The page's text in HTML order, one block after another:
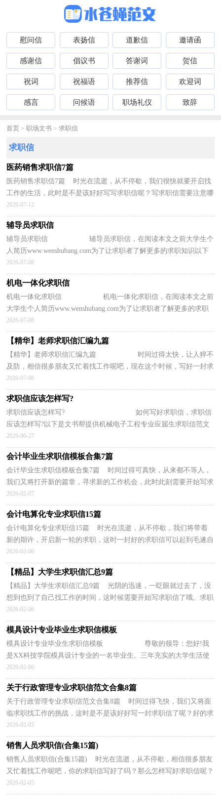
慰问信 表扬信 道歉信 邀请函
感谢信 倡议书 答谢词 贺信
祝词 祝福语 推荐信 欢迎词
感言 问候语 职场礼仪 致辞
首页 > 职场文书 > 求职信
求职信
医药销售求职信7篇
医药销售求职信7篇 时光在流逝，从不停歇，我们很快就要开启找
工作的生活，此时是不是该好好写写求职信呢？写求职信需要注意哪
些问题呢？以下是小编整理的医药销售求职信，仅供参考，...
2026-07-12
辅导员求职信
辅导员求职信 辅导员求职信，在阅读本文之前大学生个
人简历www.wenshubang.com为了让求职者了解更多的求职知识以下
推荐一篇应聘辅导员职位的英文求职信...
2026-07-08
机电一体化求职信
机电一体化求职信 机电一体化求职信，在阅读本文之前
大学生个人简历www.wenshubang.com为了让求职者了解更多的求职
知识以下推荐一篇机电一体化求职信作...
2026-07-08
【精华】老师求职信汇编九篇
【精华】老师求职信汇编九篇 时间过得太快，让人猝不
及防，相信很多朋友又忙着找工作呢吧，现在这个时候，写好一封求
职信就十分有必要了！为了让您不再为写求职...
2026-07-08
求职信应该怎样写?
求职信应该怎样写? 如何写好求职信，求职信
应该怎样写?以下是文书帮提供机械电子工程专业应届生求职信范文
参考。 一封精彩的求职信必定能增加...
2026-06-27
会计毕业生求职信模板合集7篇
会计毕业生求职信模板合集7篇 时间过得可真快，从来都不等人，
我们又将打开新的篇章，寻求新的工作机会，此时此刻需要开始写求
职信了哦。求职信怎么写才能具有特色？下面是小编整...
2026-02-07
会计电算化专业求职信15篇
会计电算化专业求职信15篇 时光在流逝，从不停歇，我们将带着
新的期许，开启新一轮的求职，这时一封好的求职信可以起到毛遂自
荐的作用哦。一定要好好重视求职信喔！下面是小编帮大...
2026-02-06
【精品】大学生求职信汇总9篇
【精品】大学生求职信汇总9篇 光阴的迅速，一眨眼就过去了，没
想到也到了自己找工作的时间，这时候需要开始写求职信了哦。求职
信怎么写才能具有特色？以下是小编帮大家整理的大...
2026-02-06
模具设计专业毕业生求职信模板
模具设计专业毕业生求职信模板 尊敬的领导：您好!我
是XX科技学院模具设计专业的一名毕业生。三年充实的大学生活使
我走向了成熟，开阔了视野，增长了才干并逐...
2026-02-06
关于行政管理专业求职信范文合集8篇
关于行政管理专业求职信范文合集8篇 时间过得飞快，我们又将面
临求职找工作的挑战，这时是不是该好好写一封求职信了呢？好的求
职信都具备一些什么特点呢？以下是小编为大家整理...
2026-02-05
销售人员求职信(合集15篇)
销售人员求职信(合集15篇) 时光在流逝，从不停歇，相信很多朋友
又忙着找工作呢吧，你的求职信写好了吗？那么怎样写好求职信呢？
下面是小编整理的销售人员求职信，供大家参考借鉴，希望...
2026-02-05